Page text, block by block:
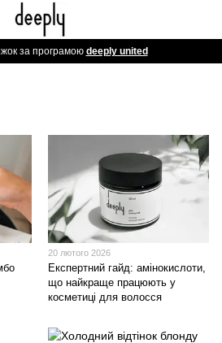
за програмою deeply united
20 лютого 2026
Експертний гайд: амінокислоти,
що найкраще працюють у
косметиці для волосся